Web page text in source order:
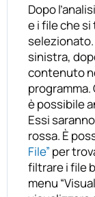
Dopo
e i file che
sinistra,
contenuto
è possibile
Essi
rossa. È
File” per
filtrare i file
menu